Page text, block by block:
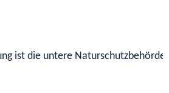
ist die untere Naturschutzbehörde.